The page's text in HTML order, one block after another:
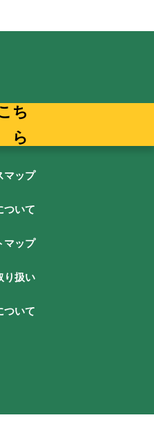
ち
ら
マップ
ついて
マップ
り扱い
ついて